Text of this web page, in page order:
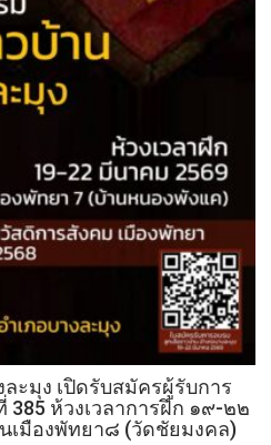
ะมุง เปิดรับสมัครผู้รับการ
385 ห้วงเวลาการฝึก ๑๙-๒๒
มืองพัทยา๘ (วัดชัยมงคล)